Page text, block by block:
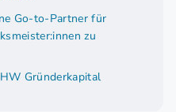
Go-to-Partner für
zu
Gründerkapital